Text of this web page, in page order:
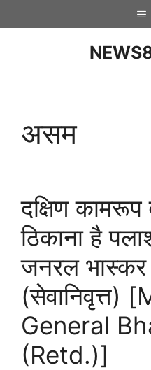
असम
दक्षिण कामरूप
ठिकाना है
जनरल भास्कर
(सेवानिवृत्त)
General
(Retd.)]